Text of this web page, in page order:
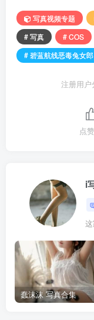
写真视频专题
# 写真
# COS
# 碧蓝航线恶毒兔女郎
注册用户
点赞
i
蠢沫沫 写真合集